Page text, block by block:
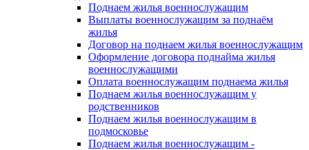
Поднаем жилья военнослужащим
Выплаты военнослужащим за поднаём
жилья
Договор на поднаем жилья военнослужащим
Оформление договора поднайма жилья
военнослужащими
Оплата военнослужащим поднаема жилья
Поднаем жилья военнослужащим у
родственников
Поднаем жилья военнослужащим в
подмосковье
Поднаем жилья военнослужащим -